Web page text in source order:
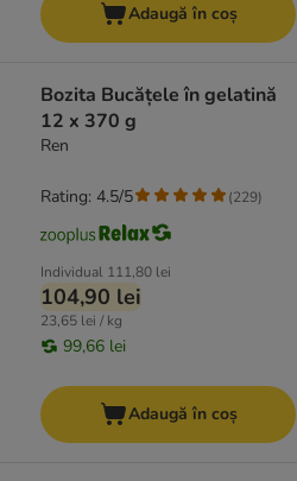
Adaugă în coș
Bozita Bucățele în gelatină
12 x 370 g
Ren
Individual 111,80 lei
104,90 lei
23,65 lei / kg
99,66 lei
Rating: 4.5/5 (229)
Adaugă în coș